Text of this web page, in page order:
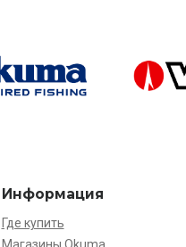
Информация
Где купить
Магазины Okuma